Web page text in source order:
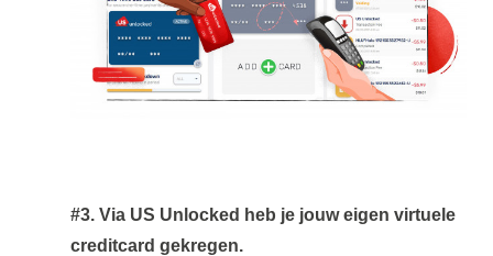
#3. Via US Unlocked heb je jouw eigen virtuele
creditcard gekregen.